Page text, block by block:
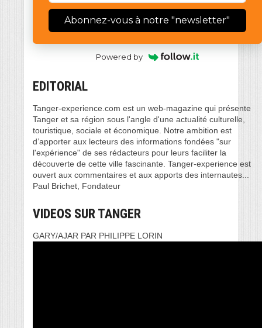
Abonnez-vous à notre "newsletter"
Powered by
EDITORIAL
Tanger-experience.com est un web-magazine qui présente
Tanger et sa région sous l'angle d'une actualité culturelle,
touristique, sociale et économique. Notre ambition est
d’apporter aux lecteurs des informations fondées "sur
l'expérience" de ses rédacteurs pour leurs faciliter la
découverte de cette ville fascinante. Tanger-experience est
ouvert aux commentaires et aux apports des internautes...
Paul Brichet, Fondateur
VIDEOS SUR TANGER
GARY/AJAR PAR PHILIPPE LORIN